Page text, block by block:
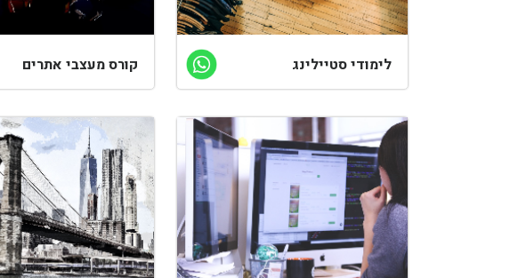
לימודי סטיילינג קורס מעצבי אתרים